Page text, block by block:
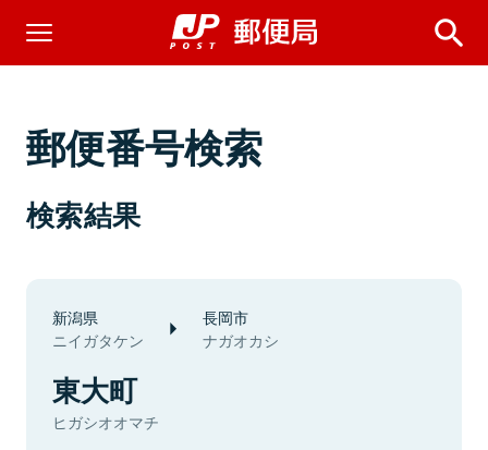
郵便番号検索
検索結果
新潟県
ニイガタケン
長岡市
ナガオカシ
東大町
ヒガシオオマチ